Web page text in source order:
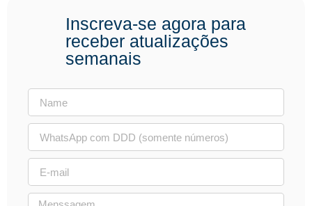
Inscreva-se agora para
receber atualizações
semanais